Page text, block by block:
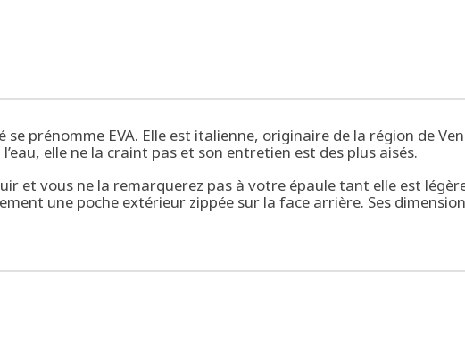
prénomme EVA. Elle est italienne, originaire de la région de
elle ne la craint pas et son entretien est des plus aisés.
et vous ne la remarquerez pas à votre épaule tant elle est
une poche extérieur zippée sur la face arrière. Ses